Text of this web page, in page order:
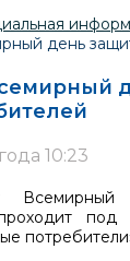
день
10:23
под